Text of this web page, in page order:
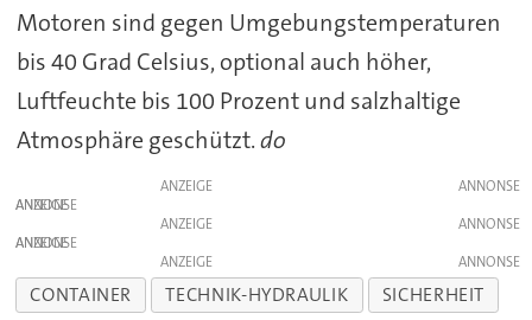
Motoren sind gegen Umgebungstemperaturen
bis 40 Grad Celsius, optional auch höher,
Luftfeuchte bis 100 Prozent und salzhaltige
Atmosphäre geschützt.do
ANZEIGE
ANZEIGE
ANZEIGE
ANZEIGE
ANZEIGE
CONTAINER TECHNIK-HYDRAULIK SICHERHEIT